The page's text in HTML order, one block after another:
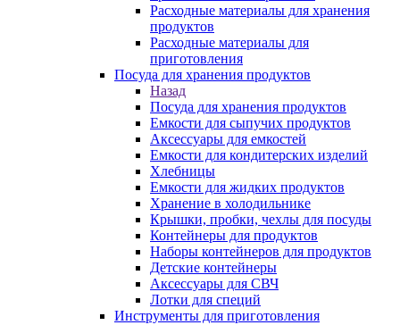
Расходные материалы для хранения
продуктов
Расходные материалы для
приготовления
Посуда для хранения продуктов
Назад
Посуда для хранения продуктов
Емкости для сыпучих продуктов
Аксессуары для емкостей
Емкости для кондитерских изделий
Хлебницы
Емкости для жидких продуктов
Хранение в холодильнике
Крышки, пробки, чехлы для посуды
Контейнеры для продуктов
Наборы контейнеров для продуктов
Детские контейнеры
Аксессуары для СВЧ
Лотки для специй
Инструменты для приготовления